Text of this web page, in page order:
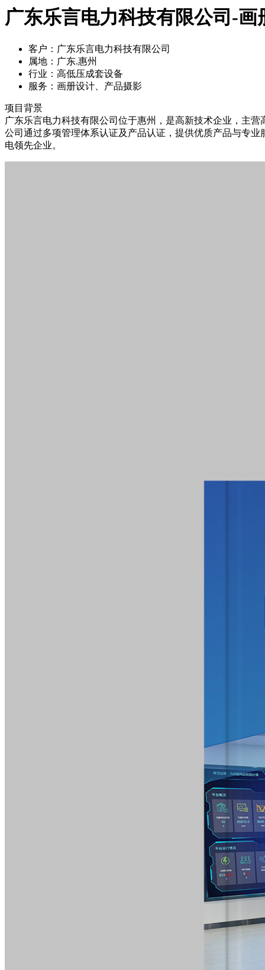
广东乐言电力科技有限公司-画
客户： 广东乐言电力科技有限公司
属地： 广东.惠州
行业： 高低压成套设备
服务： 画册设计、产品摄影
项目背景
广东乐言电力科技有限公司位于惠州，是高新技术企业，主
公司通过多项管理体系认证及产品认证，提供优质产品与专
电领先企业。